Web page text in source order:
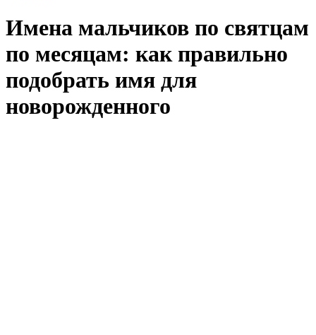
Имена мальчиков по святцам
по месяцам: как правильно
подобрать имя для
новорожденного